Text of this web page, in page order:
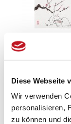
Diese Webseite
Wir verwenden
personalisieren,
zu können und
Usagi to
Zum Produkt